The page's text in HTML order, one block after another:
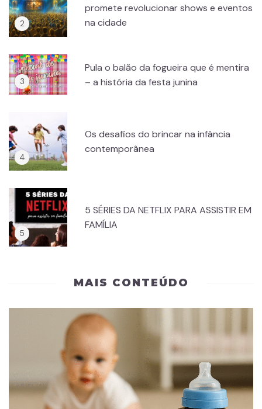
promete revolucionar shows e eventos
na cidade
Pula o balão da fogueira que é mentira
– a história da festa junina
Os desafios do brincar na infância
contemporânea
5 SÉRIES DA NETFLIX PARA ASSISTIR EM
FAMÍLIA
MAIS CONTEÚDO